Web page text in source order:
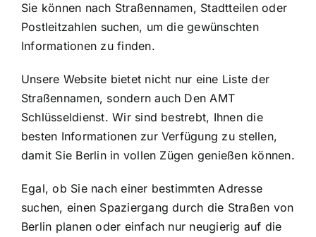
Sie können nach Straßennamen, Stadtteilen oder
Postleitzahlen suchen, um die gewünschten
Informationen zu finden.
Unsere Website bietet nicht nur eine Liste der
Straßennamen, sondern auch Den AMT
Schlüsseldienst. Wir sind bestrebt, Ihnen die
besten Informationen zur Verfügung zu stellen,
damit Sie Berlin in vollen Zügen genießen können.
Egal, ob Sie nach einer bestimmten Adresse
suchen, einen Spaziergang durch die Straßen von
Berlin planen oder einfach nur neugierig auf die